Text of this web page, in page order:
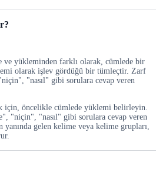
yükleminden farklı olarak, cümlede bir
olarak işlev gördüğü bir tümleçtir. Zarf
"nasıl" gibi sorulara cevap veren
için, öncelikle cümlede yüklemi belirleyin.
"niçin", "nasıl" gibi sorulara cevap veren
gelen kelime veya kelime grupları,